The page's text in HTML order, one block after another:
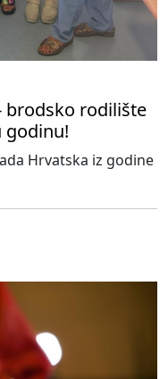
brodsko rodilište
godinu!
Hrvatska iz godine